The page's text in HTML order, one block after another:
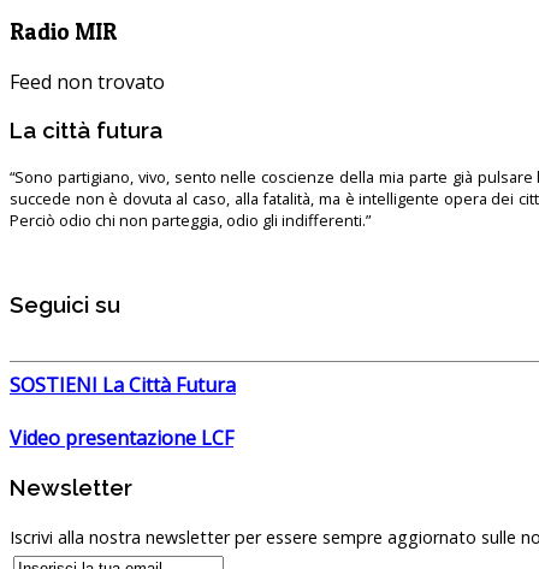
Radio MIR
Feed non trovato
La città futura
“Sono partigiano, vivo, sento nelle coscienze della mia parte già pulsare
succede non è dovuta al caso, alla fatalità, ma è intelligente opera dei
Perciò odio chi non parteggia, odio gli indifferenti.”
Seguici su
SOSTIENI La Città Futura
Video presentazione LCF
Newsletter
Iscrivi alla nostra newsletter per essere sempre aggiornato sulle